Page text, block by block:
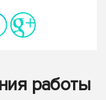
работы